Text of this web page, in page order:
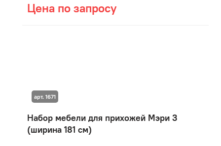
Цена по запросу
Набор мебели для прихожей Мэри 3
(ширина 181 см)
арт. 1671